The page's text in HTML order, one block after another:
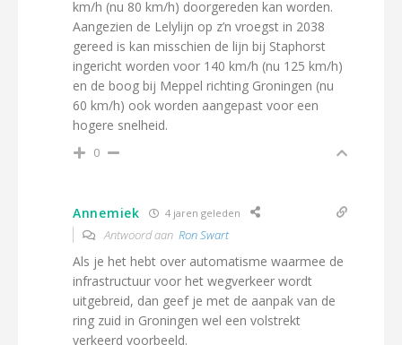
km/h (nu 80 km/h) doorgereden kan worden.
Aangezien de Lelylijn op z’n vroegst in 2038
gereed is kan misschien de lijn bij Staphorst
ingericht worden voor 140 km/h (nu 125 km/h)
en de boog bij Meppel richting Groningen (nu
60 km/h) ook worden aangepast voor een
hogere snelheid.
0
Annemiek 4 jaren geleden
Antwoord aan Ron Swart
Als je het hebt over automatisme waarmee de
infrastructuur voor het wegverkeer wordt
uitgebreid, dan geef je met de aanpak van de
ring zuid in Groningen wel een volstrekt
verkeerd voorbeeld.